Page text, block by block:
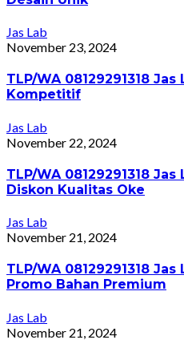
Jas Lab
November 23, 2024
TLP/WA 08129291318
Kompetitif
Jas Lab
November 22, 2024
TLP/WA 08129291318
Diskon Kualitas Oke
Jas Lab
November 21, 2024
TLP/WA 08129291318
Promo Bahan Premium
Jas Lab
November 21, 2024